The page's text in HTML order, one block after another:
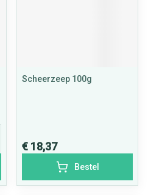
Scheerzeep 100g
€ 18,37
Bestel